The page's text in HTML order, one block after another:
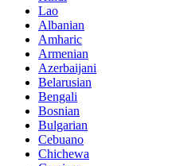
Lao
Albanian
Amharic
Armenian
Azerbaijani
Belarusian
Bengali
Bosnian
Bulgarian
Cebuano
Chichewa